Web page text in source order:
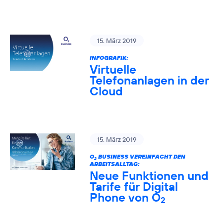
15. März 2019
INFOGRAFIK:
Virtuelle
Telefonanlagen in der
Cloud
15. März 2019
O2BUSINESS VEREINFACHT DEN
ARBEITSALLTAG:
Neue Funktionen und
Tarife für Digital
Phone von O2